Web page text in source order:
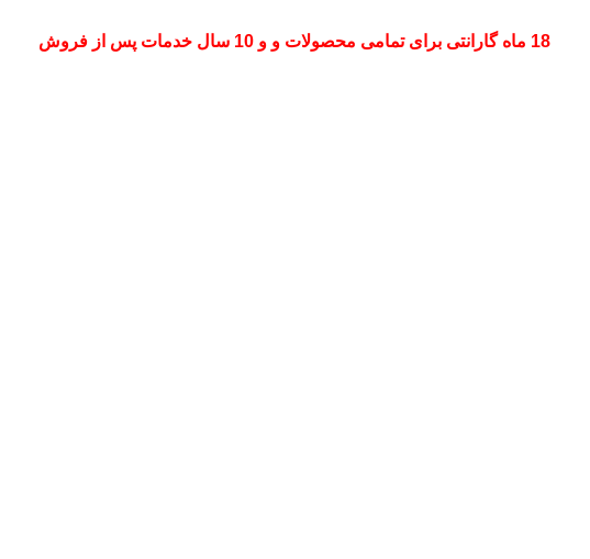
18 ماه گارانتی برای تمامی محصولات و و 10 سال خدمات پس از فروش